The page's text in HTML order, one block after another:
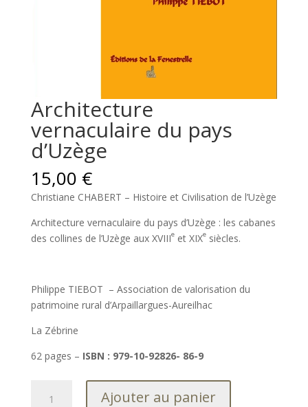
Architecture
vernaculaire du pays
d’Uzège
15,00 €
Christiane CHABERT – Histoire et Civilisation de l’Uzège
Architecture vernaculaire du pays d’Uzège : les cabanes
des collines de l’Uzège aux XVIIIeet XIXesiècles.
Philippe TIEBOT – Association de valorisation du
patrimoine rural d’Arpaillargues-Aureilhac
La Zébrine
62 pages – ISBN : 979-10-92826- 86-9
Ajouter au panier